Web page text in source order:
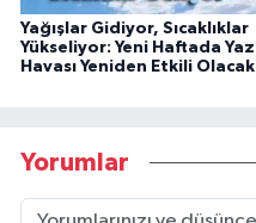
Yağışlar Gidiyor, Sıcaklıklar
Yükseliyor: Yeni Haftada Yaz
Havası Yeniden Etkili Olacak
Yorumlar